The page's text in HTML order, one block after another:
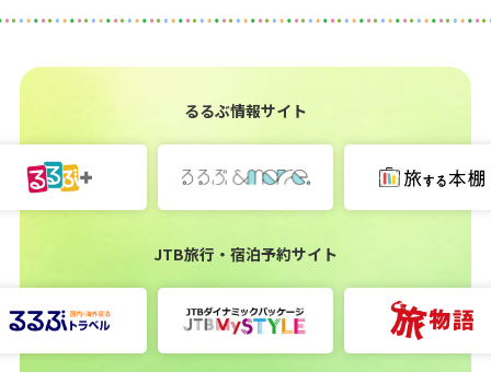
るるぶ情報サイト
JTB旅行・宿泊予約サイト